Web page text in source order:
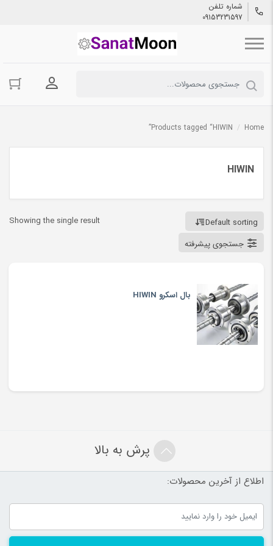
شماره تلفن
09153231597
ورود به
Home
/
Products tagged “HIWIN”
HIWIN
Showing the single result
Default sorting
جستجوی پیشرفته
بال اسکرو HIWIN
پرش به بالا
اطلاع از آخرین محصولات: